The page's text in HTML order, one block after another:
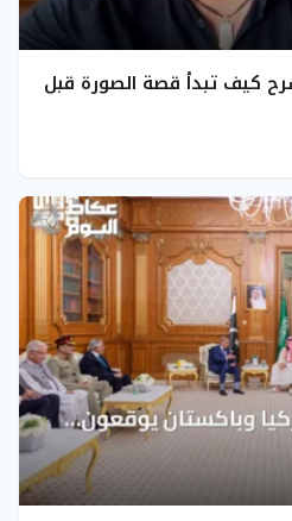
كيف تبدأ قصة الصورة قبل